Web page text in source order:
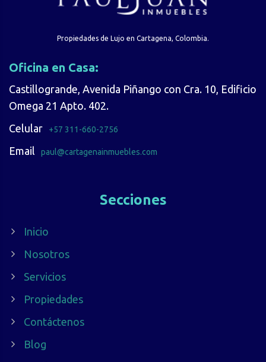
Propiedades de Lujo en Cartagena, Colombia.
Oficina en Casa:
Castillogrande, Avenida Piñango con Cra. 10, Edificio
Omega 21 Apto. 402.
Celular
+57 311-660-2756
Email paul@cartagenainmuebles.com
Secciones
Inicio
Nosotros
Servicios
Propiedades
Contáctenos
Blog